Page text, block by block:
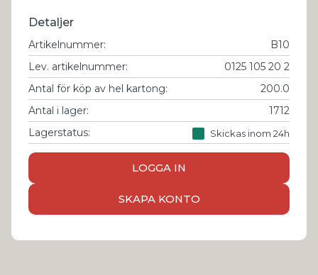
Detaljer
Artikelnummer:
B10
Lev. artikelnummer:
0125 105 20 2
Antal för köp av hel kartong:
200.0
Antal i lager:
1712
Lagerstatus:
Skickas inom 24h
LOGGA IN
SKAPA KONTO